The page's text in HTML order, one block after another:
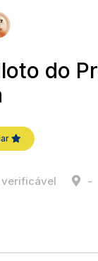
do
verificável -